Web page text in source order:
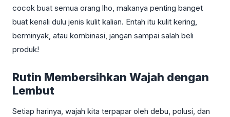
cocok buat semua orang lho, makanya penting banget
buat kenali dulu jenis kulit kalian. Entah itu kulit kering,
berminyak, atau kombinasi, jangan sampai salah beli
produk!
Rutin Membersihkan Wajah dengan
Lembut
Setiap harinya, wajah kita terpapar oleh debu, polusi, dan